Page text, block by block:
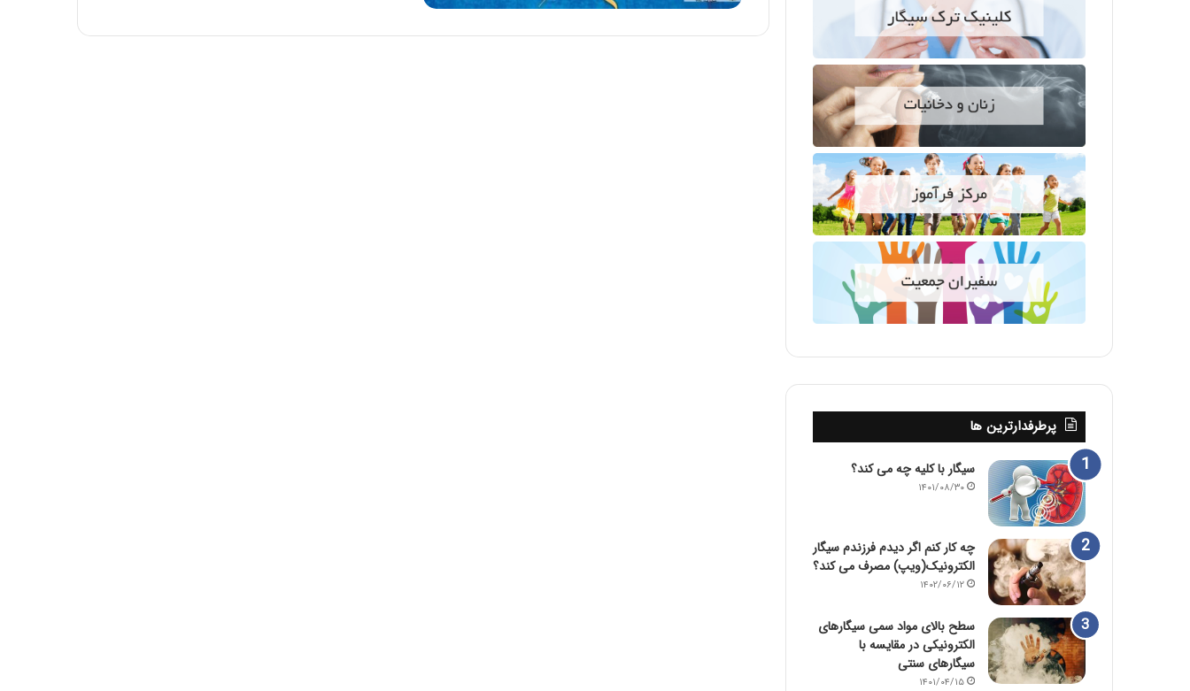
پرطرفدارترین ها
سیگار با کلیه چه می کند؟
۱۴۰۱/۰۸/۳۰
چه کار کنم اگر دیدم فرزندم سیگار
الکترونیک(ویپ) مصرف می کند؟
۱۴۰۲/۰۶/۱۲
سطح بالای مواد سمی سیگارهای
الکترونیکی در مقایسه با
سیگارهای سنتی
۱۴۰۱/۰۴/۱۵